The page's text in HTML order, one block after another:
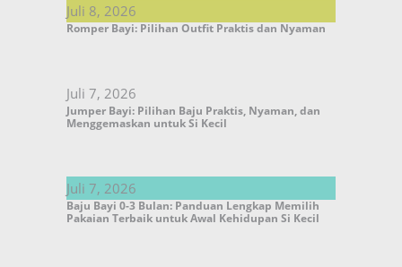
Juli 8, 2026
Romper Bayi: Pilihan Outfit Praktis dan Nyaman
Juli 7, 2026
Jumper Bayi: Pilihan Baju Praktis, Nyaman, dan
Menggemaskan untuk Si Kecil
Juli 7, 2026
Baju Bayi 0-3 Bulan: Panduan Lengkap Memilih
Pakaian Terbaik untuk Awal Kehidupan Si Kecil